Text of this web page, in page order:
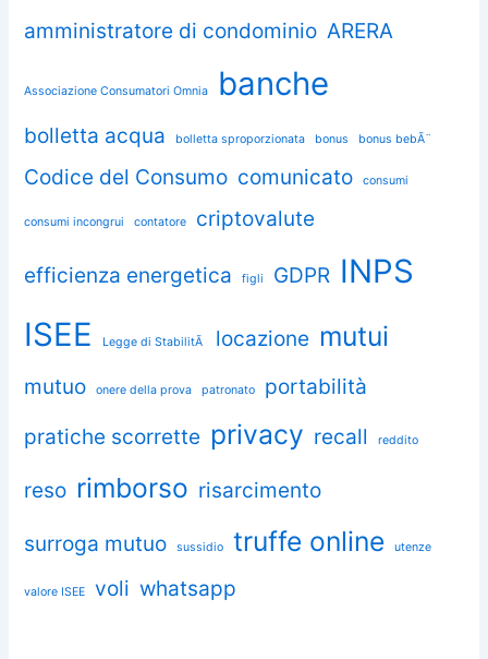
amministratore di condominio ARERA
Associazione Consumatori Omnia banche
bolletta acqua bolletta sproporzionata bonus bonus bebÃ¨
Codice del Consumo comunicato consumi
consumi incongrui contatore criptovalute
efficienza energetica figli GDPR INPS
ISEE
Legge di StabilitÃ locazione mutui
mutuo onere della prova patronato
portabilità
pratiche scorrette privacy recall reddito
reso rimborso risarcimento
surroga mutuo sussidio truffe online utenze
valore ISEE voli whatsapp